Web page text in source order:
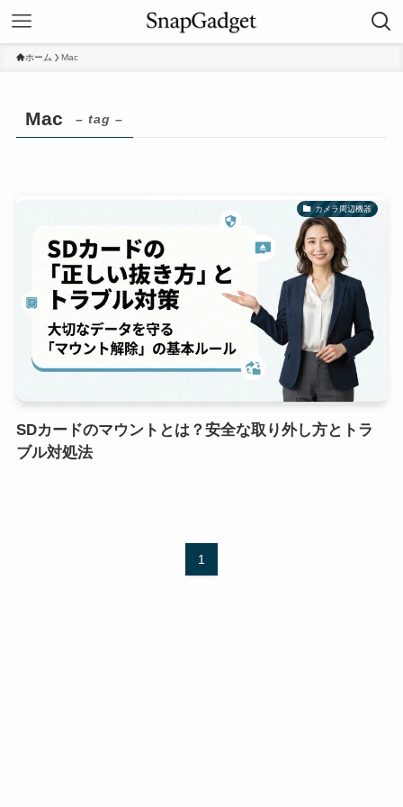
ホーム Mac
Mac – tag –
カメラ周辺機器
SDカードのマウントとは？安全な取り外し方とトラ
ブル対処法
1